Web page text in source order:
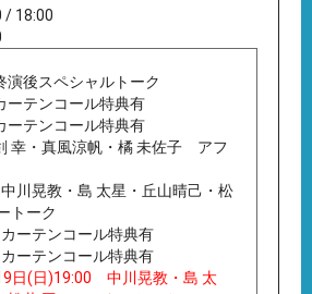
/ 18:00
演後スペシャルトーク
ーテンコール特典有
ーテンコール特典有
幸・真風涼帆・橘 未佐子 アフ
川晃教・島 太星・丘山晴己・松
トーク
ーテンコール特典有
ーテンコール特典有
日(日)19:00 中川晃教・島 太